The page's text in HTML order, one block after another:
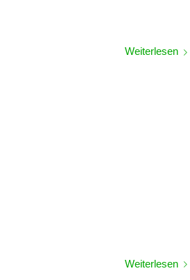
Weiterlesen
Weiterlesen